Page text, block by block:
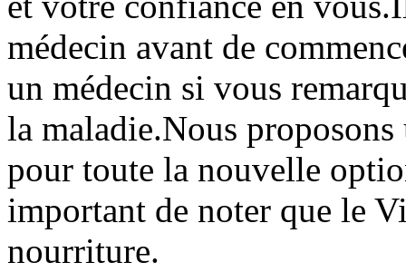
médecin avant de
un médecin si vous
la maladie.Nous
pour toute la nouvelle
important de noter que le
nourriture.